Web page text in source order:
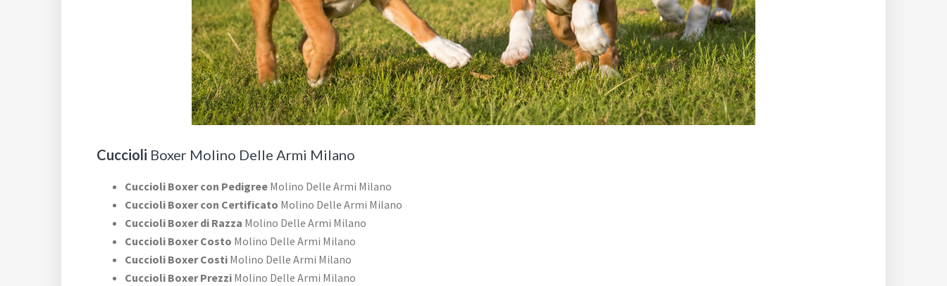
Cuccioli Boxer Molino Delle Armi Milano
Cuccioli Boxer con Pedigree Molino Delle Armi Milano
Cuccioli Boxer con Certificato Molino Delle Armi Milano
Cuccioli Boxer di Razza Molino Delle Armi Milano
Cuccioli Boxer Costo Molino Delle Armi Milano
Cuccioli Boxer Costi Molino Delle Armi Milano
Cuccioli Boxer Prezzi Molino Delle Armi Milano